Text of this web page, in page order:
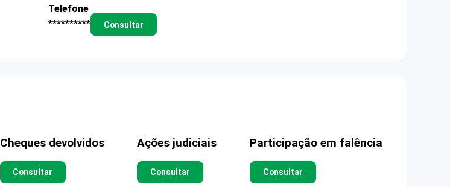
Telefone
**********
Consultar
Cheques devolvidos
Consultar
Ações judiciais
Consultar
Participação em falência
Consultar